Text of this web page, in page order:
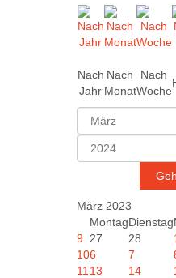
Nach
Jahr
Nach
Monat
Nach
Woche
März 2023
MontagDienstag
9 27 28
106 7
11 13 14